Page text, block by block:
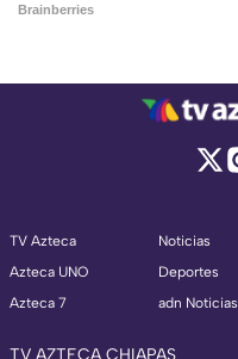
TV Azteca
Azteca UNO
Azteca 7
Noticias
Deportes
adn Noticias
TV AZTECA CHIAPAS